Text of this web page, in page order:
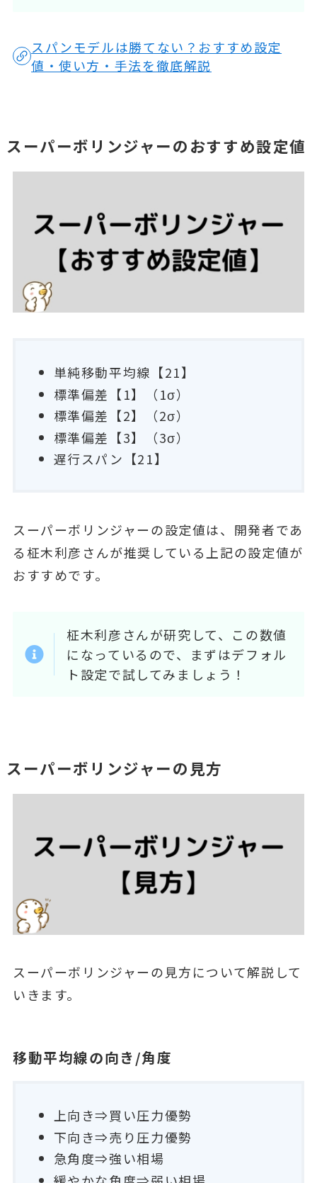
スパンモデルは勝てない？おすすめ設定
値・使い方・手法を徹底解説
スーパーボリンジャーのおすすめ設定値
単純移動平均線【21】
標準偏差【1】（1σ）
標準偏差【2】（2σ）
標準偏差【3】（3σ）
遅行スパン【21】
スーパーボリンジャーの設定値は、開発者であ
る柾木利彦さんが推奨している上記の設定値が
おすすめです。
柾木利彦さんが研究して、この数値
になっているので、まずはデフォル
ト設定で試してみましょう！
スーパーボリンジャーの見方
スーパーボリンジャーの見方について解説して
いきます。
移動平均線の向き/角度
上向き⇒買い圧力優勢
下向き⇒売り圧力優勢
急角度⇒強い相場